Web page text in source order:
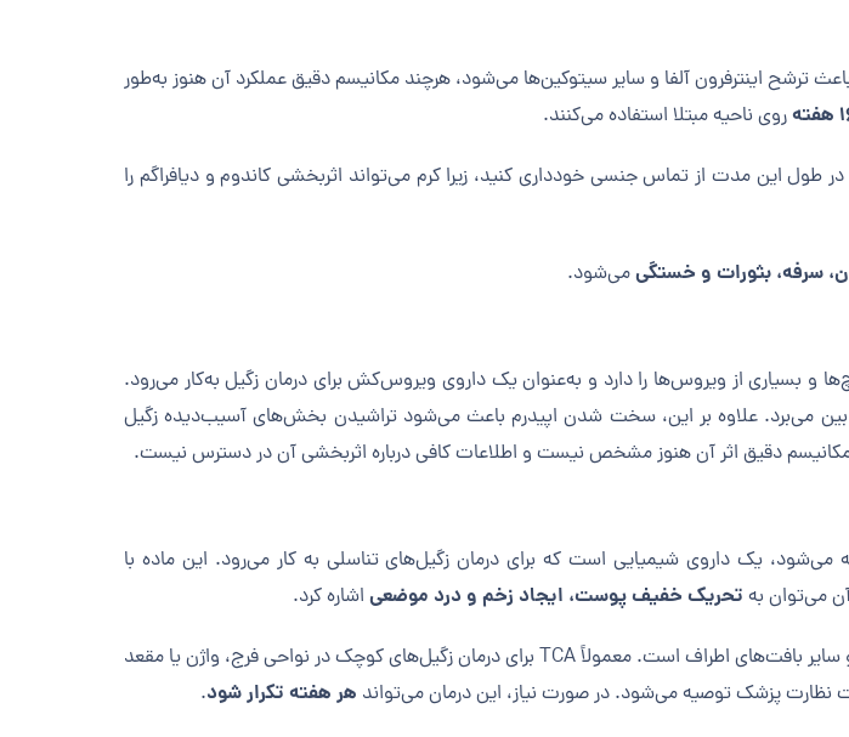
ترشح اینترفرون آلفا و سایر سیتوکین‌ها می‌شود، هرچند مکانیسم دقیق عملکرد آن هنوز به‌طور
روی ناحیه مبتلا استفاده می‌کنند.
طول این مدت از تماس جنسی خودداری کنید، زیرا کرم می‌تواند اثربخشی کاندوم و دیافراگم را
سرفه، بثورات و خستگیمی‌شود.
و بسیاری از ویروس‌ها را دارد و به‌عنوان یک داروی ویروس‌کش برای درمان زگیل به‌کار می‌رود.
می‌برد. علاوه بر این، سخت شدن اپیدرم باعث می‌شود تراشیدن بخش‌های آسیب‌دیده زگیل
مکانیسم دقیق اثر آن هنوز مشخص نیست و اطلاعات کافی درباره اثربخشی آن در دسترس نیست.
می‌شود، یک داروی شیمیایی است که برای درمان زگیل‌های تناسلی به کار می‌رود. این ماده با
می‌توان به تحریک خفیف پوست، ایجاد زخم و درد موضعی اشاره کرد.
و سوزاندن پوست، کراتین و سایر بافت‌های اطراف است. معمولاً TCA برای درمان زگیل‌های کوچک در نواحی فرج، واژن یا مقعد
پزشک توصیه می‌شود. در صورت نیاز، این درمان می‌تواند هر هفته تکرار شود.